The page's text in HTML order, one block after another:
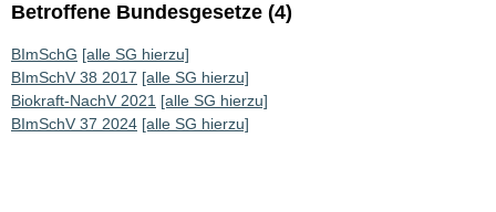
Betroffene Bundesgesetze (4)
BImSchG [alle SG hierzu]
BImSchV 38 2017 [alle SG hierzu]
Biokraft-NachV 2021 [alle SG hierzu]
BImSchV 37 2024 [alle SG hierzu]